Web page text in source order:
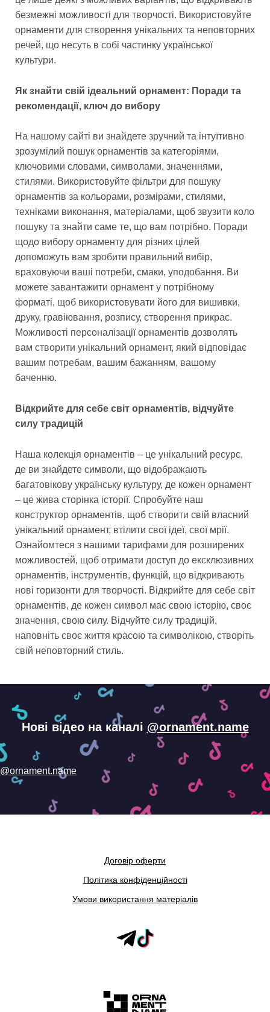
безмежні можливості для творчості. Використовуйте
орнаменти для створення унікальних та неповторних
речей, що несуть в собі частинку української
культури.
Як знайти свій ідеальний орнамент: Поради та
рекомендації, ключ до вибору
На нашому сайті ви знайдете зручний та інтуїтивно
зрозумілий пошук орнаментів за категоріями,
ключовими словами, символами, значеннями,
стилями. Використовуйте фільтри для пошуку
орнаментів за кольорами, розмірами, стилями,
техніками виконання, матеріалами, щоб звузити коло
пошуку та знайти саме те, що вам потрібно. Поради
щодо вибору орнаменту для різних цілей
допоможуть вам зробити правильний вибір,
враховуючи ваші потреби, смаки, уподобання. Ви
можете завантажити орнамент у потрібному
форматі, щоб використовувати його для вишивки,
друку, гравіювання, розпису, створення прикрас.
Можливості персоналізації орнаментів дозволять
вам створити унікальний орнамент, який відповідає
вашим потребам, вашим бажанням, вашому
баченню.
Відкрийте для себе світ орнаментів, відчуйте
силу традицій
Наша колекція орнаментів – це унікальний ресурс,
де ви знайдете символи, що відображають
багатовікову українську культуру, де кожен орнамент
– це жива сторінка історії. Спробуйте наш
конструктор орнаментів, щоб створити свій власний
унікальний орнамент, втілити свої ідеї, свої мрії.
Ознайомтеся з нашими тарифами для розширених
можливостей, щоб отримати доступ до ексклюзивних
орнаментів, інструментів, функцій, що відкривають
нові горизонти для творчості. Відкрийте для себе світ
орнаментів, де кожен символ має свою історію, своє
значення, свою силу. Відчуйте силу традицій,
наповніть своє життя красою та символікою, створіть
свій неповторний стиль.
Нові відео на каналі @ornament.name
@ornament.name
Договір оферти
Політика конфіденційності
Умови використання матеріалів